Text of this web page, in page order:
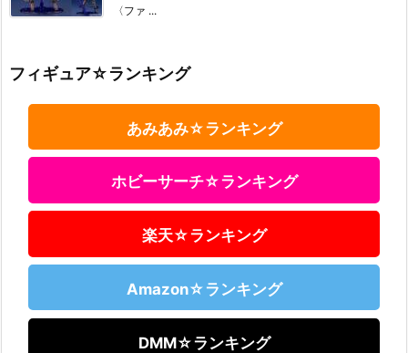
〈ファ ...
フィギュア☆ランキング
あみあみ☆ランキング
ホビーサーチ☆ランキング
楽天☆ランキング
Amazon☆ランキング
DMM☆ランキング